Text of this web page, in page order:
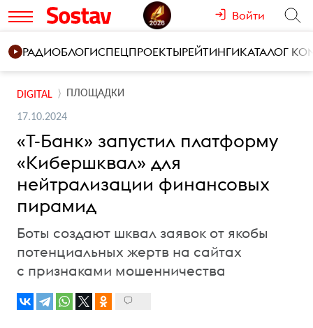
Войти
РАДИОБЛОГИСПЕЦПРОЕКТЫРЕЙТИНГИКАТАЛОГ
DIGITAL ПЛОЩАДКИ
17.10.2024
«Т-Банк» запустил платформу
«Кибершквал» для
нейтрализации финансовых
пирамид
Боты создают шквал заявок от якобы
потенциальных жертв на сайтах
с признаками мошенничества